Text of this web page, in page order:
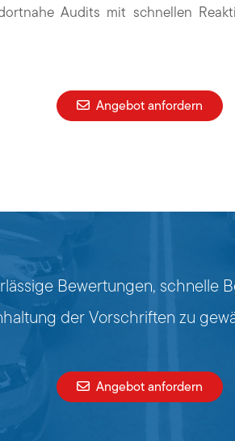
Audits mit schnellen
Angebot anfordern
Bewertungen, schnelle
der Vorschriften zu
Angebot anfordern